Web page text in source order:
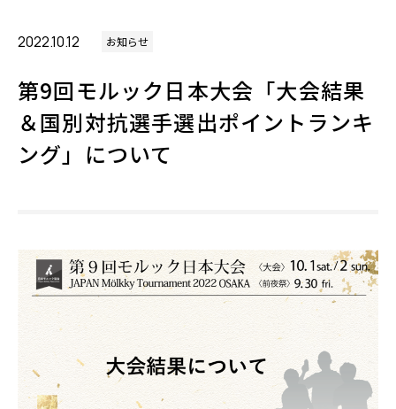
2022.10.12 お知らせ
第9回モルック日本大会「大会結果
＆国別対抗選手選出ポイントランキ
ング」について